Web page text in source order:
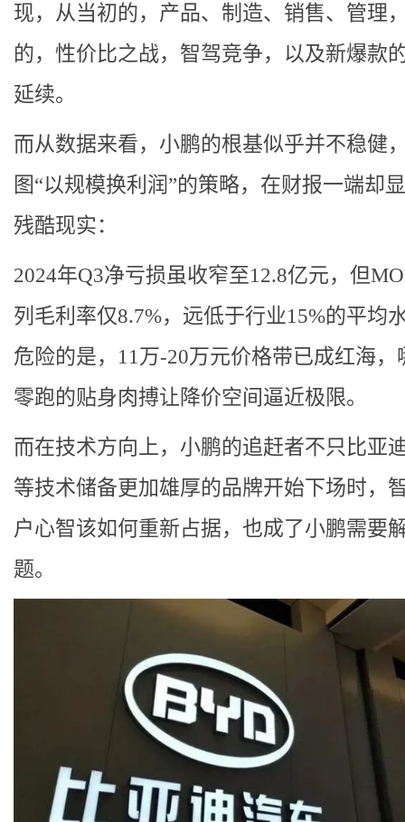
现，从当初的，产品、制造、销售、管理
的，性价比之战，智驾竞争，以及新爆款
延续。
而从数据来看，小鹏的根基似乎并不稳健
图“以规模换利润”的策略，在财报一端却
残酷现实：
2024年Q3净亏损虽收窄至12.8亿元，但
列毛利率仅8.7%，远低于行业15%的平均
危险的是，11万-20万元价格带已成红海，
零跑的贴身肉搏让降价空间逼近极限。
而在技术方向上，小鹏的追赶者不只比亚
等技术储备更加雄厚的品牌开始下场时，
户心智该如何重新占据，也成了小鹏需要
题。